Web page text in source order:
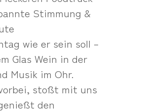
Stimmung &
wie er sein soll –
Glas Wein in der
Musik im Ohr.
stoßt mit uns
den